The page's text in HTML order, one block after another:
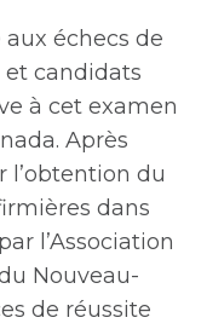
échecs de
et candidats
à cet examen
Après
l’obtention du
dans
l’Association
Nouveau-
de réussite